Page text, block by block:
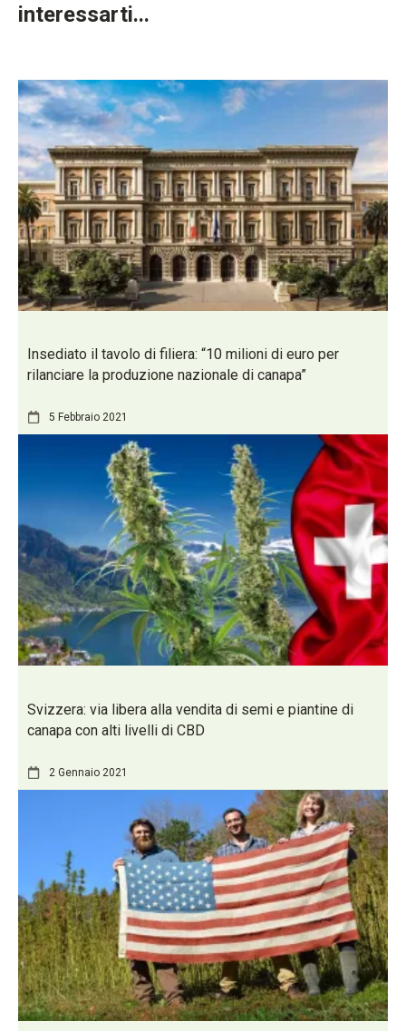
interessarti...
Insediato il tavolo di filiera: “10 milioni di euro per
rilanciare la produzione nazionale di canapa”
5 Febbraio 2021
Svizzera: via libera alla vendita di semi e piantine di
canapa con alti livelli di CBD
2 Gennaio 2021